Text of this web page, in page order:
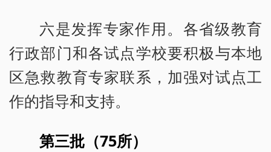
六是发挥专家作用。各省级教育
行政部门和各试点学校要积极与本地
区急救教育专家联系，加强对试点工
作的指导和支持。
第三批（75所）